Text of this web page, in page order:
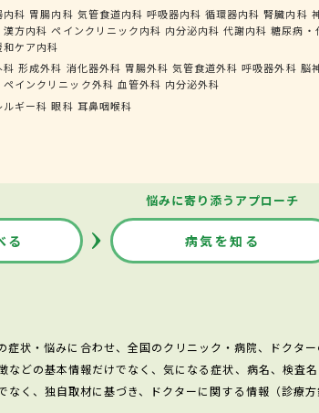
内科 胃腸内科 気管食道内科 呼吸器内科 循環器内科 腎臓内科
漢方内科 ペインクリニック内科 内分泌内科 代謝内科 糖尿病・
和ケア内科
科 形成外科 消化器外科 胃腸外科 気管食道外科 呼吸器外科 脳
ペインクリニック外科 血管外科 内分泌外科
ルギー科 眼科 耳鼻咽喉科
悩みに寄り添うアプローチ
る 病気を知る
症状・悩みに合わせ、全国のクリニック・病院、ドクタ
どの基本情報だけでなく、気になる症状、病名、検査
なく、独自取材に基づき、ドクターに関する情報（診療